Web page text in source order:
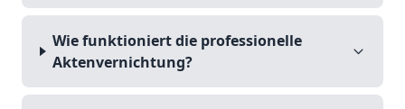
Wie funktioniert die professionelle
Aktenvernichtung?